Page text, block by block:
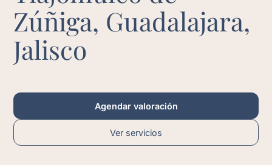
Zúñiga, Guadalajara,
Jalisco
Agendar valoración
Ver servicios